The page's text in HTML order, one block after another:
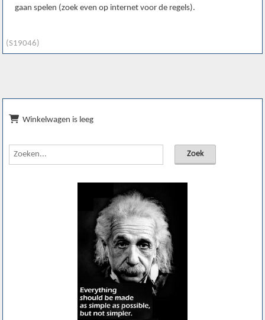
(S19046)
gaan spelen (zoek even op internet voor de regels).
Winkelwagen is leeg